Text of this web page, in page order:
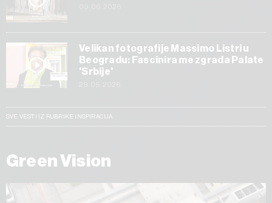
Velikan fotografije Massimo Listri u
Beogradu: Fascinira me zgrada Palate
'Srbije'
SVE VESTI IZ RUBRIKE INSPIRACIJA
Green Vision